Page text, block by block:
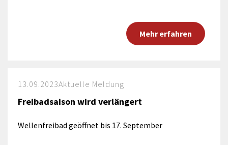
Mehr erfahren
13.09.2023Aktuelle Meldung
Freibadsaison wird verlängert
Wellenfreibad geöffnet bis 17. September